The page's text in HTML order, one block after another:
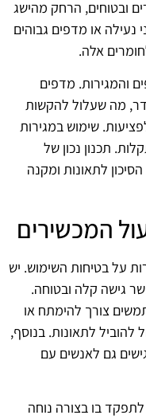
ובטוחים, הרחק מהישג
נעילה או מדפים גבוהים
אלה.
והמגירות. מדפים
מה שעלול להקשות
שימוש במגירות
תכנון נכון של
לתאונות ומקנה
המכשירים
על בטיחות השימוש. יש
גישה קלה ובטוחה.
צורך להימתח או
לתאונות. בנוסף,
גם לאנשים עם
בו בצורה נוחה